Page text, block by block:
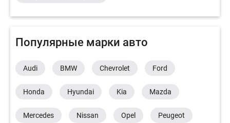
Популярные марки авто
Audi BMW Chevrolet Ford
Honda Hyundai Kia Mazda
Mercedes Nissan Opel Peugeot